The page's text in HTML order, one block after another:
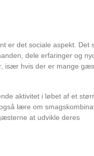
er det sociale aspekt. Det
dele erfaringer og
især hvis der er mange
aktivitet i løbet af et
lære om
at udvikle deres